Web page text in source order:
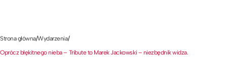
Strona główna/Wydarzenia/
Oprócz błękitnego nieba – Tribute to Marek Jackowski – niezbędnik widza.